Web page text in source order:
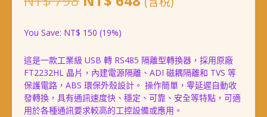
格：
NT$ 798。
格：
NT$ 648。
You Save: NT$ 150 (19%)
這是一款工業級 USB 轉 RS485 隔離型轉換器，採用原廠
FT2232HL 晶片，內建電源隔離、ADI 磁耦隔離和 TVS 等
保護電路，ABS 環保外殼設計。 操作簡單，零延遲自動收
發轉換，具有通訊速度快、穩定、可靠、安全等特點，可適
用於各種通訊要求較高的工控設備或應用。